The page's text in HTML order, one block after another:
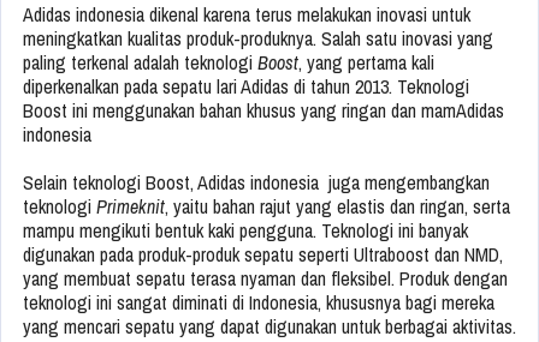
Adidas indonesia dikenal karena terus melakukan inovasi untuk
meningkatkan kualitas produk-produknya. Salah satu inovasi yang
paling terkenal adalah teknologi Boost, yang pertama kali
diperkenalkan pada sepatu lari Adidas di tahun 2013. Teknologi
Boost ini menggunakan bahan khusus yang ringan dan mamAdidas
indonesia
Selain teknologi Boost, Adidas indonesia juga mengembangkan
teknologi Primeknit, yaitu bahan rajut yang elastis dan ringan, serta
mampu mengikuti bentuk kaki pengguna. Teknologi ini banyak
digunakan pada produk-produk sepatu seperti Ultraboost dan NMD,
yang membuat sepatu terasa nyaman dan fleksibel. Produk dengan
teknologi ini sangat diminati di Indonesia, khususnya bagi mereka
yang mencari sepatu yang dapat digunakan untuk berbagai aktivitas.